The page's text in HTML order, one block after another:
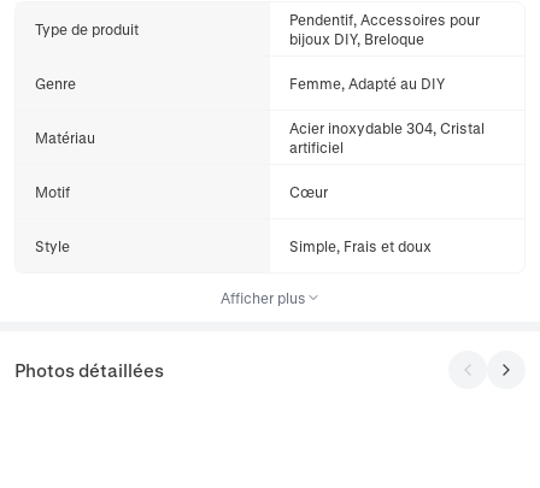
Type de produit
Pendentif, Accessoires pour
bijoux DIY, Breloque
Genre Femme, Adapté au DIY
Matériau
Acier inoxydable 304, Cristal
artificiel
Motif Cœur
Style Simple, Frais et doux
Afficher plus
Photos détaillées